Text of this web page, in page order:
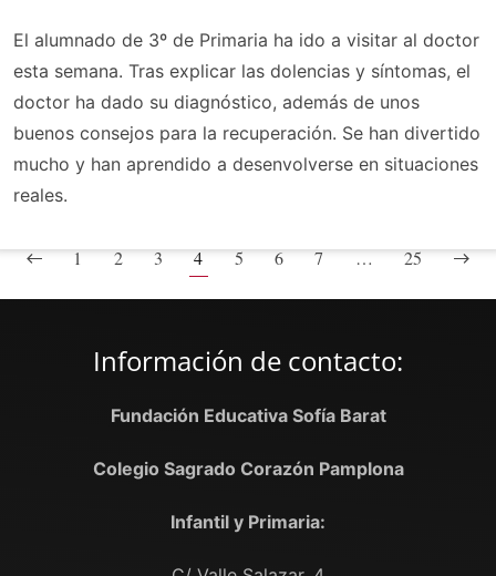
El alumnado de 3º de Primaria ha ido a visitar al doctor
esta semana. Tras explicar las dolencias y síntomas, el
doctor ha dado su diagnóstico, además de unos
buenos consejos para la recuperación. Se han divertido
mucho y han aprendido a desenvolverse en situaciones
reales.
1 2 3 4 5 6 7 … 25
Información de contacto:
Fundación Educativa Sofía Barat
Colegio Sagrado Corazón Pamplona
Infantil y Primaria: